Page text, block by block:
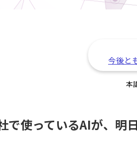
今後と
本
で使っているAIが、明